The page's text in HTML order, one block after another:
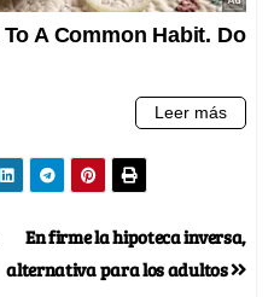
En firme la hipoteca inversa,
alternativa para los adultos